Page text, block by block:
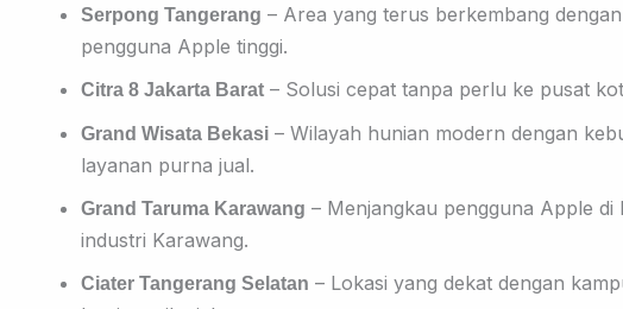
Serpong Tangerang – Area yang terus berkembang
pengguna Apple tinggi.
Citra 8 Jakarta Barat – Solusi cepat tanpa perlu ke pusat
Grand Wisata Bekasi – Wilayah hunian modern dengan
layanan purna jual.
Grand Taruma Karawang – Menjangkau pengguna Apple di
industri Karawang.
Ciater Tangerang Selatan – Lokasi yang dekat dengan